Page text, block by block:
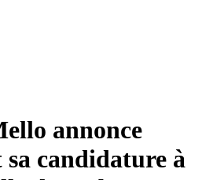
annonce
candidature à